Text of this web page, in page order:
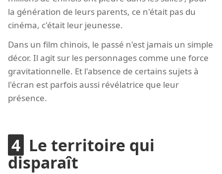
la génération de leurs parents, ce n'était pas du
cinéma, c'était leur jeunesse.
Dans un film chinois, le passé n'est jamais un simple
décor. Il agit sur les personnages comme une force
gravitationnelle. Et l'absence de certains sujets à
l'écran est parfois aussi révélatrice que leur
présence.
Le territoire qui
disparaît